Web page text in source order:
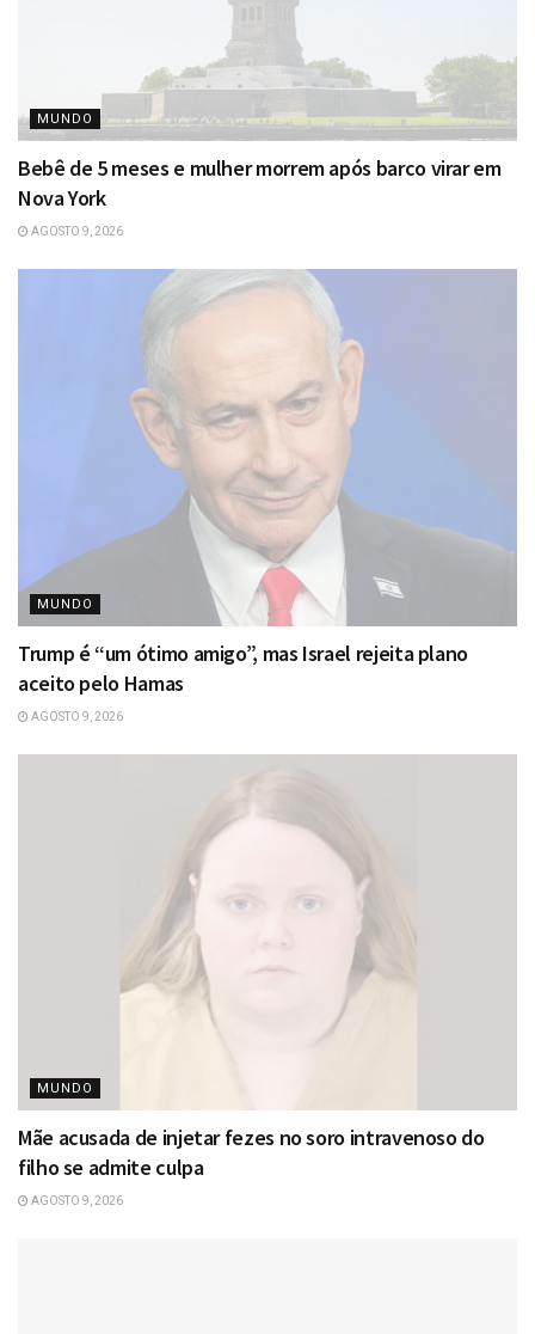
MUNDO
Bebê de 5 meses e mulher morrem após barco virar em
Nova York
AGOSTO 9, 2026
MUNDO
Trump é “um ótimo amigo”, mas Israel rejeita plano
aceito pelo Hamas
AGOSTO 9, 2026
MUNDO
Mãe acusada de injetar fezes no soro intravenoso do
filho se admite culpa
AGOSTO 9, 2026